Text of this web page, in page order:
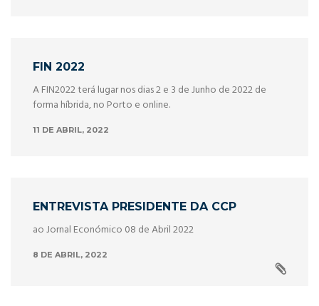
FIN 2022
A FIN2022 terá lugar nos dias 2 e 3 de Junho de 2022 de
forma híbrida, no Porto e online.
11 DE ABRIL, 2022
ENTREVISTA PRESIDENTE DA CCP
ao Jornal Económico 08 de Abril 2022
8 DE ABRIL, 2022